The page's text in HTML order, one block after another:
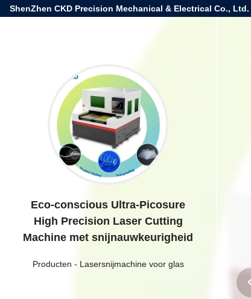
ShenZhen CKD Precision Mechanical & Electrical Co., Ltd.
Eco-conscious Ultra-Picosure
High Precision Laser Cutting
Machine met snijnauwkeurigheid
Producten - Lasersnijmachine voor glas